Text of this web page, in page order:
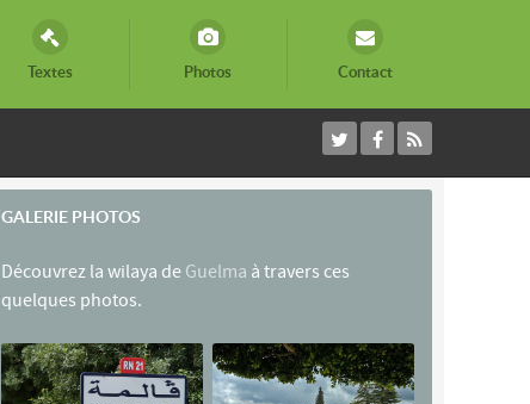
Textes Photos Contact
GALERIE PHOTOS
Découvrez la wilaya de Guelma à travers ces
quelques photos.